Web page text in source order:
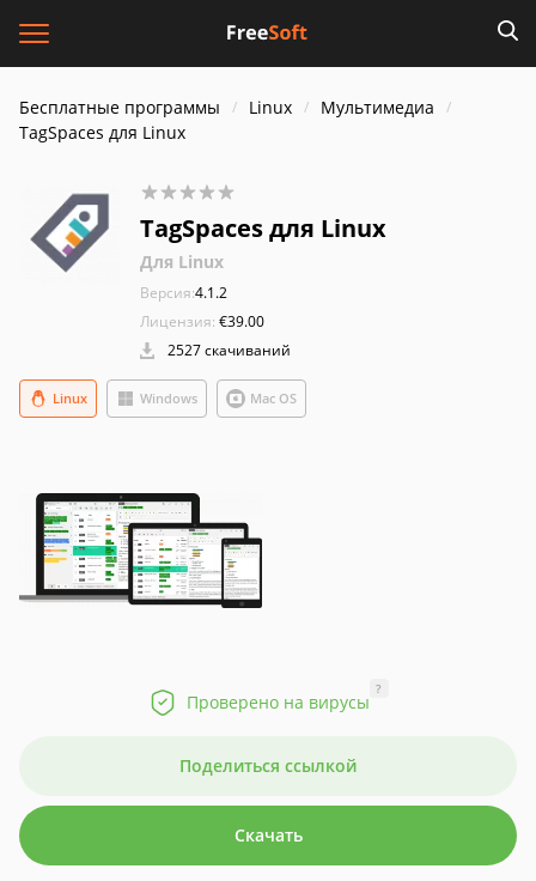
Бесплатные программы Linux
Мультимедиа
TagSpaces для Linux
TagSpaces для Linux
Для Linux
Версия:4.1.2
Лицензия: €39.00
2527 скачиваний
Windows Mac OS
Linux
Проверено на вирусы
?
Поделиться ссылкой
Скачать